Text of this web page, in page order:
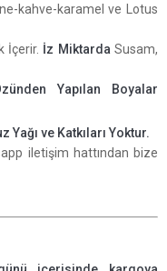
kahve-karamel ve Lotus
İçerir. İz Miktarda Susam,
Yapılan Boyalar
ve Katkıları Yoktur.
iletişim hattından bize